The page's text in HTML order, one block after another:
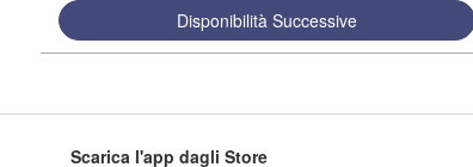
Disponibilità Successive
Scarica l'app dagli Store